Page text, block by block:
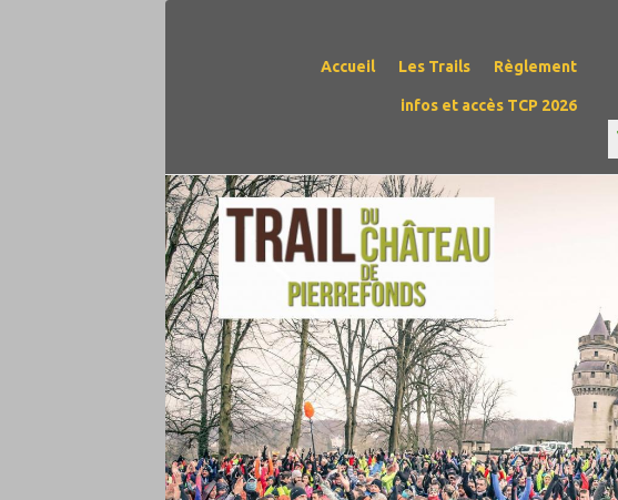
Accueil Les Trails Règlement
infos et accès TCP 2026